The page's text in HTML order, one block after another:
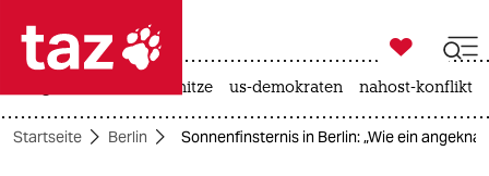
 taz zahl ich
taz zahl ich

taz zahl ich
hitze us-demokraten nahost-konflikt
Startseite Berlin Sonnenfinsternis in Berlin: „Wie ein